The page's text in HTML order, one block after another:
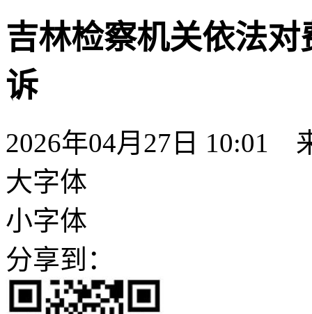
吉林检察机关依法
诉
2026年04月27日 10:01
大字体
小字体
分享到：